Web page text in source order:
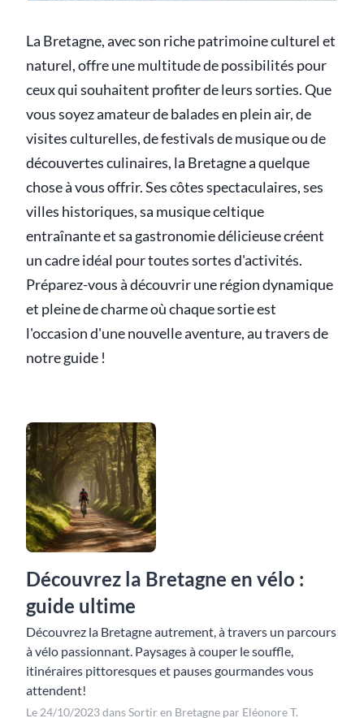
La Bretagne, avec son riche patrimoine culturel et
naturel, offre une multitude de possibilités pour
ceux qui souhaitent profiter de leurs sorties. Que
vous soyez amateur de balades en plein air, de
visites culturelles, de festivals de musique ou de
découvertes culinaires, la Bretagne a quelque
chose à vous offrir. Ses côtes spectaculaires, ses
villes historiques, sa musique celtique
entraînante et sa gastronomie délicieuse créent
un cadre idéal pour toutes sortes d'activités.
Préparez-vous à découvrir une région dynamique
et pleine de charme où chaque sortie est
l'occasion d'une nouvelle aventure, au travers de
notre guide !
Découvrez la Bretagne en vélo :
guide ultime
Découvrez la Bretagne autrement, à travers un parcours
à vélo passionnant. Paysages à couper le souffle,
itinéraires pittoresques et pauses gourmandes vous
attendent!
Le 24/10/2023 dans Sortir en Bretagne par Eléonore T.